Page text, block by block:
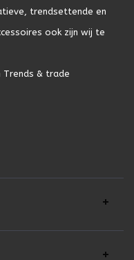
trendsettende en
ook zijn wij te
Trends & trade